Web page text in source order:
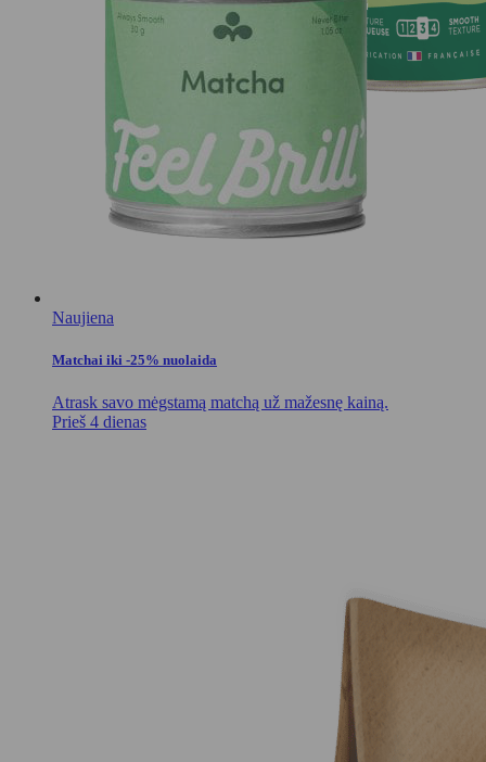
Naujiena
Matchai iki -25% nuolaida
Atrask savo mėgstamą matchą už mažesnę kainą.
Prieš 4 dienas